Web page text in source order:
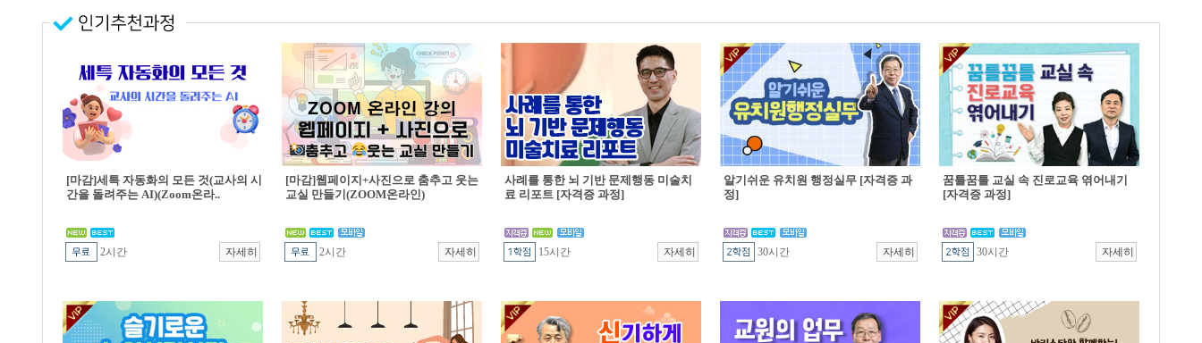
[마감]세특 자동화의 모든 것(교사의 시
간을 돌려주는 AI)(Zoom온라..
2시간
[마감]웹페이지+사진으로 춤추고 웃는
교실 만들기(ZOOM온라인)
2시간
사례를 통한 뇌 기반 문제행동 미술치
료 리포트 [자격증 과정]
15시간
알기쉬운 유치원 행정실무 [자격증 과
정]
30시간
꿈틀꿈틀 교실 속 진로교육 엮어내기
[자격증 과정]
30시간